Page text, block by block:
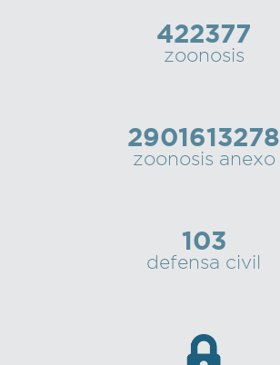
422377
zoonosis
2901613278
zoonosis anexo
103
defensa civil